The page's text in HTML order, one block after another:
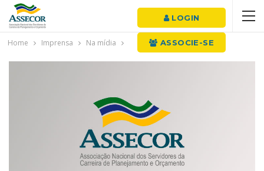
LOGIN
ASSOCIE-SE
Home Imprensa Na mídia